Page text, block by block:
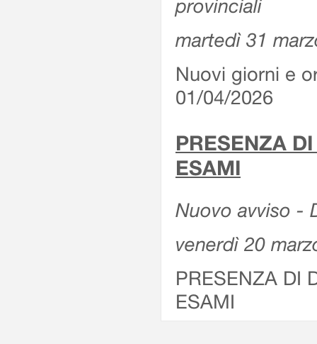
provinciali
martedì 31
Nuovi giorni e
01/04/2026
PRESENZA
ESAMI
Nuovo avviso -
venerdì 20
PRESENZA DI
ESAMI